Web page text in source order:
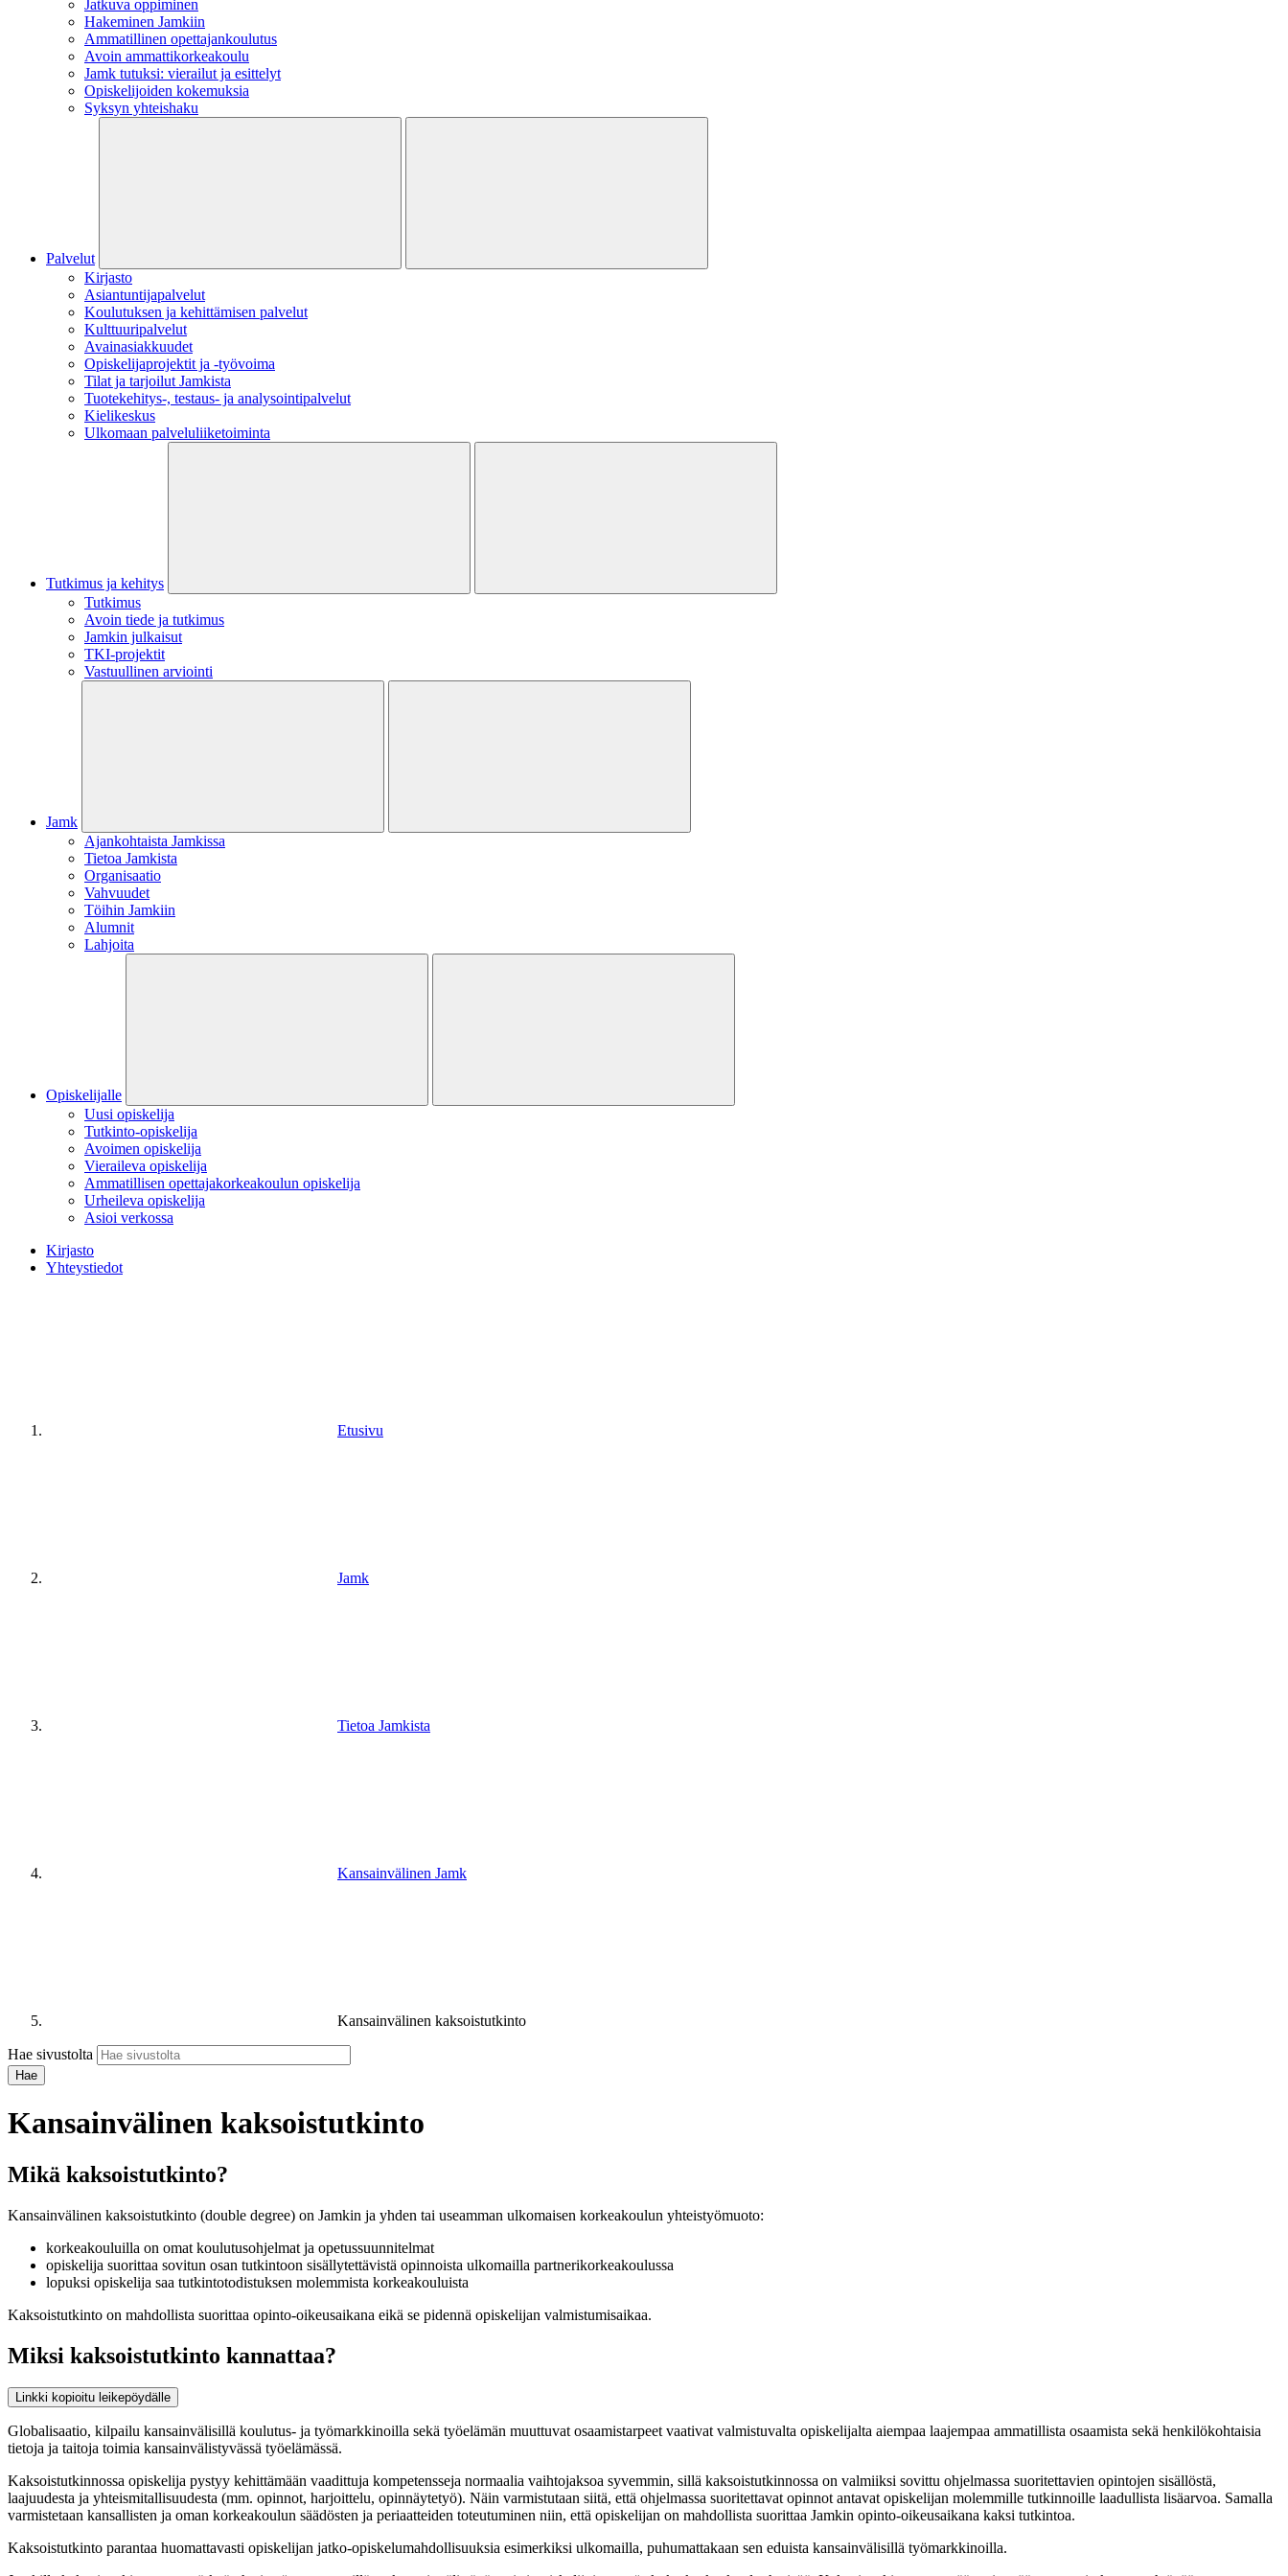
Jatkuva oppiminen
Hakeminen Jamkiin
Ammatillinen opettajankoulutus
Avoin ammattikorkeakoulu
Jamk tutuksi: vierailut ja esittelyt
Opiskelijoiden kokemuksia
Syksyn yhteishaku
Palvelut
Kirjasto
Asiantuntijapalvelut
Koulutuksen ja kehittämisen palvelut
Kulttuuripalvelut
Avainasiakkuudet
Opiskelijaprojektit​ ja -työvoima
Tilat ja tarjoilut Jamkista
Tuotekehitys-, testaus- ja analysointipalvelut
Kielikeskus
Ulkomaan palveluliiketoiminta
Tutkimus ja kehitys
Tutkimus
Avoin tiede ja tutkimus
Jamkin julkaisut
TKI-projektit
Vastuullinen arviointi
Jamk
Ajankohtaista Jamkissa
Tietoa Jamkista
Organisaatio
Vahvuudet
Töihin Jamkiin
Alumnit
Lahjoita
Opiskelijalle
Uusi opiskelija
Tutkinto-opiskelija
Avoimen opiskelija
Vieraileva opiskelija
Ammatillisen opettajakorkeakoulun opiskelija
Urheileva opiskelija
Asioi verkossa
Kirjasto
Yhteystiedot
Etusivu
Jamk
Tietoa Jamkista
Kansainvälinen Jamk
Kansainvälinen kaksoistutkinto
Hae sivustolta
Kansainvälinen kaksoistutkinto
Mikä kaksoistutkinto?
Kansainvälinen kaksoistutkinto (double degree) on Jamkin ja yhden tai useamman ulkomaisen korkeakoulun yhteistyömuoto:
korkeakouluilla on omat koulutusohjelmat ja opetussuunnitelmat
opiskelija suorittaa sovitun osan tutkintoon sisällytettävistä opinnoista ulkomailla partnerikorkeakoulussa
lopuksi opiskelija saa tutkintotodistuksen molemmista korkeakouluista
Kaksoistutkinto on mahdollista suorittaa opinto-oikeusaikana eikä se pidennä opiskelijan valmistumisaikaa.
Miksi kaksoistutkinto kannattaa?
Linkki kopioitu leikepöydälle
Globalisaatio, kilpailu kansainvälisillä koulutus- ja työmarkkinoilla sekä työelämän muuttuvat osaamistarpeet vaativat valmistuvalta opiskelijalta aiempaa laajempaa ammatillista osaamista sekä henkilökohtaisia
tietoja ja taitoja toimia kansainvälistyvässä työelämässä.
Kaksoistutkinnossa opiskelija pystyy kehittämään vaadittuja kompetensseja normaalia vaihtojaksoa syvemmin, sillä kaksoistutkinnossa on valmiiksi sovittu ohjelmassa suoritettavien opintojen sisällöstä,
laajuudesta ja yhteismitallisuudesta (mm. opinnot, harjoittelu, opinnäytetyö). Näin varmistutaan siitä, että ohjelmassa suoritettavat opinnot antavat opiskelijan molemmille tutkinnoille laadullista lisäarvoa. Samalla
varmistetaan kansallisten ja oman korkeakoulun säädösten ja periaatteiden toteutuminen niin, että opiskelijan on mahdollista suorittaa Jamkin opinto-oikeusaikana kaksi tutkintoa.
Kaksoistutkinto parantaa huomattavasti opiskelijan jatko-opiskelumahdollisuuksia esimerkiksi ulkomailla, puhumattakaan sen eduista kansainvälisillä työmarkkinoilla.